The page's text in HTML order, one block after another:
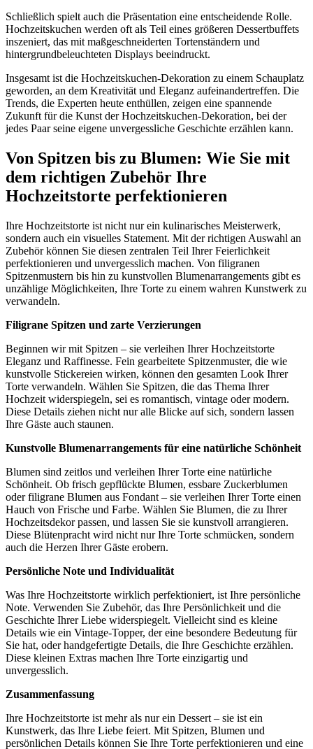
Schließlich spielt auch die Präsentation eine entscheidende Rolle.
Hochzeitskuchen werden oft als Teil eines größeren Dessertbuffets
inszeniert, das mit maßgeschneiderten Tortenständern und
hintergrundbeleuchteten Displays beeindruckt.
Insgesamt ist die Hochzeitskuchen-Dekoration zu einem Schauplatz
geworden, an dem Kreativität und Eleganz aufeinandertreffen. Die
Trends, die Experten heute enthüllen, zeigen eine spannende
Zukunft für die Kunst der Hochzeitskuchen-Dekoration, bei der
jedes Paar seine eigene unvergessliche Geschichte erzählen kann.
Von Spitzen bis zu Blumen: Wie Sie mit
dem richtigen Zubehör Ihre
Hochzeitstorte perfektionieren
Ihre Hochzeitstorte ist nicht nur ein kulinarisches Meisterwerk,
sondern auch ein visuelles Statement. Mit der richtigen Auswahl an
Zubehör können Sie diesen zentralen Teil Ihrer Feierlichkeit
perfektionieren und unvergesslich machen. Von filigranen
Spitzenmustern bis hin zu kunstvollen Blumenarrangements gibt es
unzählige Möglichkeiten, Ihre Torte zu einem wahren Kunstwerk zu
verwandeln.
Filigrane Spitzen und zarte Verzierungen
Beginnen wir mit Spitzen – sie verleihen Ihrer Hochzeitstorte
Eleganz und Raffinesse. Fein gearbeitete Spitzenmuster, die wie
kunstvolle Stickereien wirken, können den gesamten Look Ihrer
Torte verwandeln. Wählen Sie Spitzen, die das Thema Ihrer
Hochzeit widerspiegeln, sei es romantisch, vintage oder modern.
Diese Details ziehen nicht nur alle Blicke auf sich, sondern lassen
Ihre Gäste auch staunen.
Kunstvolle Blumenarrangements für eine natürliche Schönheit
Blumen sind zeitlos und verleihen Ihrer Torte eine natürliche
Schönheit. Ob frisch gepflückte Blumen, essbare Zuckerblumen
oder filigrane Blumen aus Fondant – sie verleihen Ihrer Torte einen
Hauch von Frische und Farbe. Wählen Sie Blumen, die zu Ihrer
Hochzeitsdekor passen, und lassen Sie sie kunstvoll arrangieren.
Diese Blütenpracht wird nicht nur Ihre Torte schmücken, sondern
auch die Herzen Ihrer Gäste erobern.
Persönliche Note und Individualität
Was Ihre Hochzeitstorte wirklich perfektioniert, ist Ihre persönliche
Note. Verwenden Sie Zubehör, das Ihre Persönlichkeit und die
Geschichte Ihrer Liebe widerspiegelt. Vielleicht sind es kleine
Details wie ein Vintage-Topper, der eine besondere Bedeutung für
Sie hat, oder handgefertigte Details, die Ihre Geschichte erzählen.
Diese kleinen Extras machen Ihre Torte einzigartig und
unvergesslich.
Zusammenfassung
Ihre Hochzeitstorte ist mehr als nur ein Dessert – sie ist ein
Kunstwerk, das Ihre Liebe feiert. Mit Spitzen, Blumen und
persönlichen Details können Sie Ihre Torte perfektionieren und eine